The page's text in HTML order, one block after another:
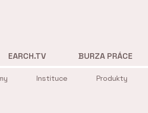
Instituce Produkty
EARCH.TV BURZA PRÁCE